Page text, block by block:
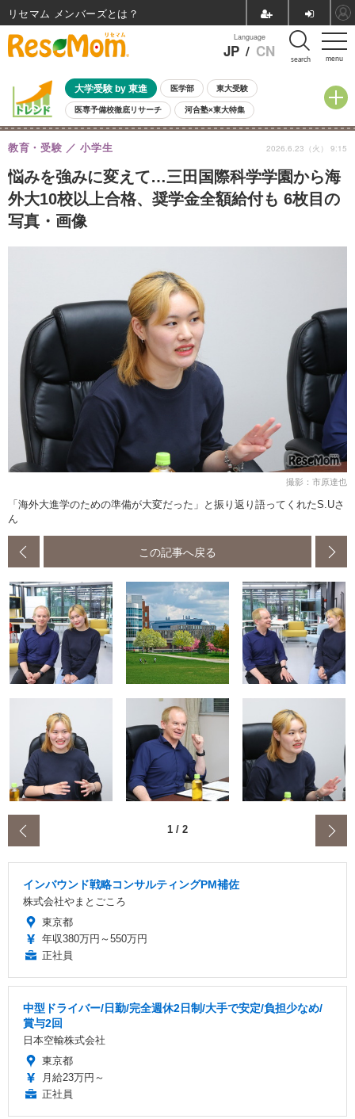
menu
Language
JP / CN search
大学受験 by 東進 医学部 東大受験
医専予備校徹底リサーチ 河合塾×東大特集
親子で考える大学選び 高校受験 中学受験 小学校受験
共通テスト 夏休み
8月開催イベント・WS 全国公立高校 過去問 人気記事
自由研究教材（小学生向け） 自由研究教材（中学生向け） ランキング
悩みを強みに変えて…三田国際科学学園から海
外大10校以上合格、奨学金全額給付も 6枚目の
写真・画像
教育・受験 小学生 2026.6.23（火） 9:15
撮影：市原達也
「海外大進学のための準備が大変だった」と振り返り語ってくれたS.Uさ
ん
この記事へ戻る
1 / 2
インバウンド戦略コンサルティングPM補佐
株式会社やまとごころ
東京都
年収380万円～550万円
正社員
中型ドライバー/日勤/完全週休2日制/大手で安定/負担少なめ/
賞与2回
日本空輸株式会社
東京都
月給23万円～
正社員
リセマム メンバーズ